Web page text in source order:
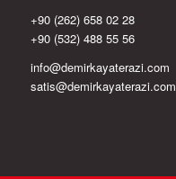
+90 (262) 658 02 28
+90 (532) 488 55 56
info@demirkayaterazi.com
satis@demirkayaterazi.com